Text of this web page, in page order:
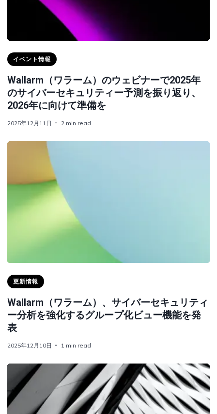
イベント情報
Wallarm（ワラーム）のウェビナーで2025年
のサイバーセキュリティー予測を振り返り、
2026年に向けて準備を
2025年12月11日 2 min read
更新情報
Wallarm（ワラーム）、サイバーセキュリティ
ー分析を強化するグループ化ビュー機能を発
表
2025年12月10日 1 min read